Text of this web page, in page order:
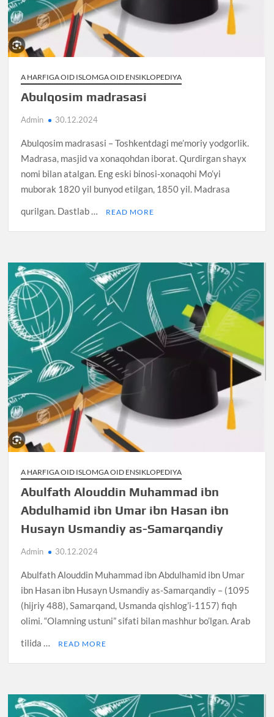
A HARFIGA OID ISLOMGA OID ENSIKLOPEDIYA
Abulqosim madrasasi
Admin 30.12.2024
Abulqosim madrasasi – Toshkentdagi me’moriy yodgorlik.
Madrasa, masjid va xonaqohdan iborat. Qurdirgan shayx
nomi bilan atalgan. Eng eski binosi-xonaqohi Mo’yi
muborak 1820 yil bunyod etilgan, 1850 yil. Madrasa
qurilgan. Dastlab …
READ MORE
A HARFIGA OID ISLOMGA OID ENSIKLOPEDIYA
Abulfath Alouddin Muhammad ibn
Abdulhamid ibn Umar ibn Hasan ibn
Husayn Usmandiy as-Samarqandiy
Admin 30.12.2024
Abulfath Alouddin Muhammad ibn Abdulhamid ibn Umar
ibn Hasan ibn Husayn Usmandiy as-Samarqandiy – (1095
(hijriy 488), Samarqand, Usmanda qishlog’i-1157) fiqh
olimi. “Olamning ustuni” sifati bilan mashhur bo’lgan. Arab
tilida …
READ MORE